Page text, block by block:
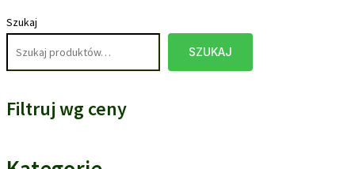
Szukaj
SZUKAJ
Filtruj wg ceny